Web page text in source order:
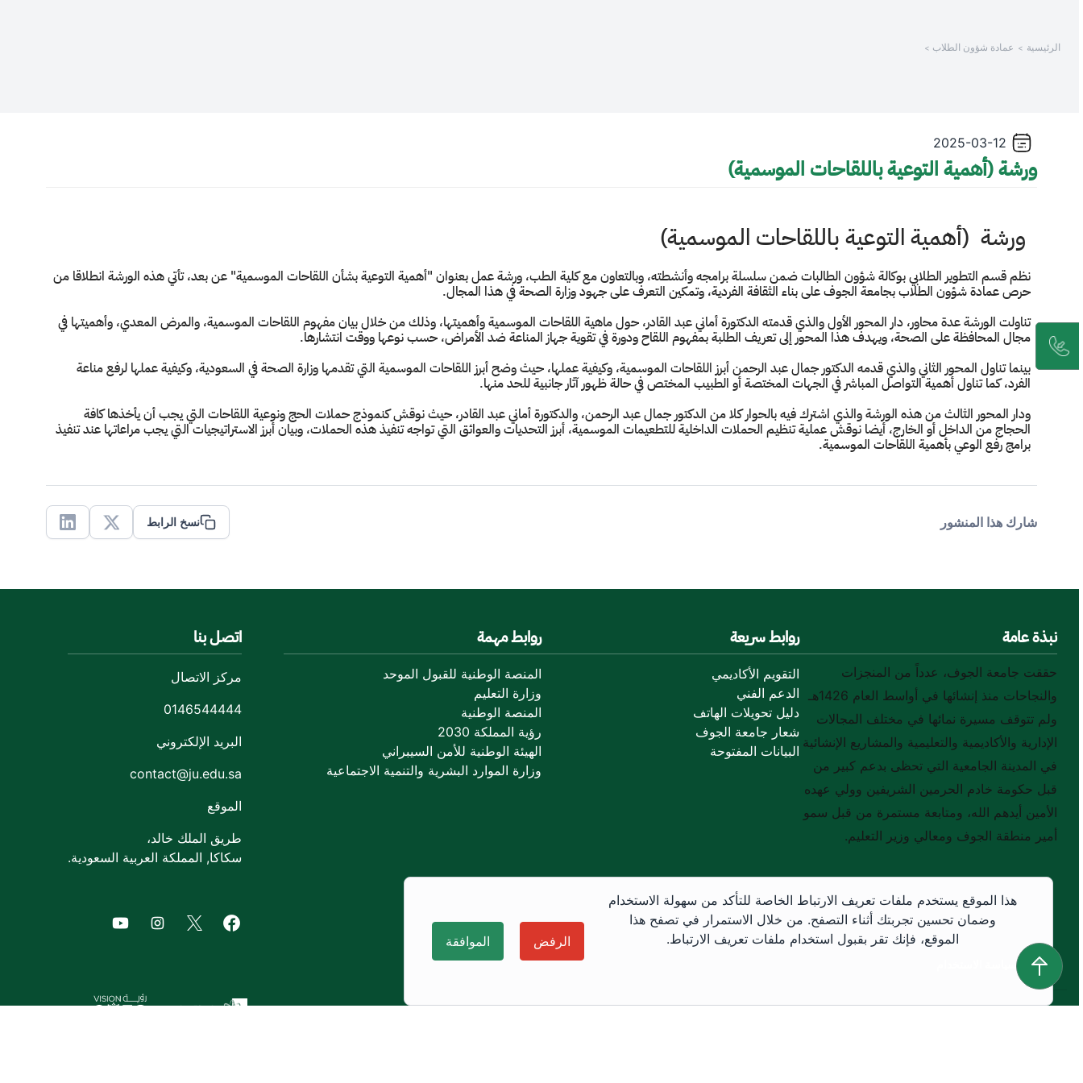
الرئيسية عمادة شؤون الطلاب
2025-03-12
ورشة (أهمية التوعية باللقاحات الموسمية)
ورشة (أهمية التوعية باللقاحات الموسمية)
نظم قسم التطوير الطلابي بوكالة شؤون الطالبات ضمن سلسلة برامجه وأنشطته، وبالتعاون مع كلية الطب، ورشة عمل بعنوان "أهمية التوعية بشأن اللقاحات الموسمية" عن بعد، تأتي هذه الورشة انطلاقا من
حرص عمادة شؤون الطلاب بجامعة الجوف على بناء الثقافة الفردية، وتمكين التعرف على جهود وزارة الصحة في هذا المجال.
تناولت الورشة عدة محاور، دار المحور الأول والذي قدمته الدكتورة أماني عبد القادر، حول ماهية اللقاحات الموسمية وأهميتها، وذلك من خلال بيان مفهوم اللقاحات الموسمية، والمرض المعدي، وأهميتها في
مجال المحافظة على الصحة، ويهدف هذا المحور إلى تعريف الطلبة بمفهوم اللقاح ودورة في تقوية جهاز المناعة ضد الأمراض، حسب نوعها ووقت انتشارها.
بينما تناول المحور الثاني والذي قدمه الدكتور جمال عبد الرحمن أبرز اللقاحات الموسمية، وكيفية عملها، حيث وضح أبرز اللقاحات الموسمية التي تقدمها وزارة الصحة في السعودية، وكيفية عملها لرفع مناعة
الفرد، كما تناول أهمية التواصل المباشر في الجهات المختصة أو الطبيب المختص في حالة ظهور آثار جانبية للحد منها.
ودار المحور الثالث من هذه الورشة والذي اشترك فيه بالحوار كلا من الدكتور جمال عبد الرحمن، والدكتورة أماني عبد القادر، حيث نوقش كنموذج حملات الحج ونوعية اللقاحات التي يجب أن يأخذها كافة
الحجاج من الداخل أو الخارج، أيضا نوقش عملية تنظيم الحملات الداخلية للتطعيمات الموسمية، أبرز التحديات والعوائق التي تواجه تنفيذ هذه الحملات، وبيان أبرز الاستراتيجيات التي يجب مراعاتها عند تنفيذ
برامج رفع الوعي بأهمية اللقاحات الموسمية.
شارك هذا المنشور نسخ الرابط
X
Linkedin
نبذة عامة
حققت جامعة الجوف، عدداً من المنجزات
والنجاحات منذ إنشائها في أواسط العام 1426هـ
ولم تتوقف مسيرة نمائها في مختلف المجالات
الإدارية والأكاديمية والتعليمية والمشاريع الإنشائية
في المدينة الجامعية التي تحظى بدعم كبير من
قبل حكومة خادم الحرمين الشريفين وولي عهده
الأمين أيدهم الله، ومتابعة مستمرة من قبل سمو
أمير منطقة الجوف ومعالي وزير التعليم.
روابط سريعة
التقويم الأكاديمي
الدعم الفني
دليل تحويلات الهاتف
شعار جامعة الجوف
البيانات المفتوحة
روابط مهمة
المنصة الوطنية للقبول الموحد
وزارة التعليم
المنصة الوطنية
رؤية المملكة 2030
الهيئة الوطنية للأمن السيبراني
وزارة الموارد البشرية والتنمية الاجتماعية
اتصل بنا
مركز الاتصال
0146544444
البريد الإلكتروني
contact@ju.edu.sa
الموقع
طريق الملك خالد،
سكاكا, المملكة العربية السعودية.
Facebook of Jouf University
X of Jouf University
of Jouf University
سياسة الاستخدام جميع الحقوق محفوظة © 2026 جميع الحقوق محفوظة لجامعة الجوف
هذا الموقع يستخدم ملفات تعريف الارتباط الخاصة للتأكد من سهولة الاستخدام
وضمان تحسين تجربتك أثناء التصفح. من خلال الاستمرار في تصفح هذا
الموقع، فإنك تقر بقبول استخدام ملفات تعريف الارتباط.
سياسة الاستخدام
الرفض الموافقة